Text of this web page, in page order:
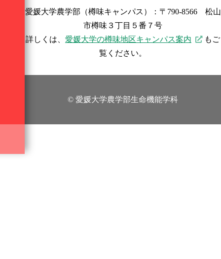
愛媛大学農学部（樽味キャンパス）：〒790-8566 松山
市樽味３丁目５番７号
詳しくは、 愛媛大学の樽味地区キャンパス案内
もご
覧ください。
© 愛媛大学農学部生命機能学科